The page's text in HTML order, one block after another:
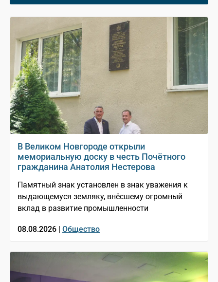
В Великом Новгороде открыли
мемориальную доску в честь Почётного
гражданина Анатолия Нестерова
Памятный знак установлен в знак уважения к
выдающемуся земляку, внёсшему огромный
вклад в развитие промышленности
08.08.2026 | Общество